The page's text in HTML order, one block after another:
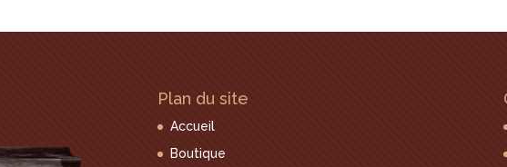
Plan du site
Accueil
Boutique